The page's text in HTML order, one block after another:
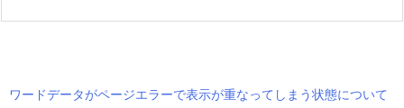
ワードデータがページエラーで表示が重なってしまう状態について